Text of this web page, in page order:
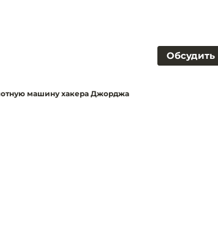
Обсудить
машину хакера Джорджа